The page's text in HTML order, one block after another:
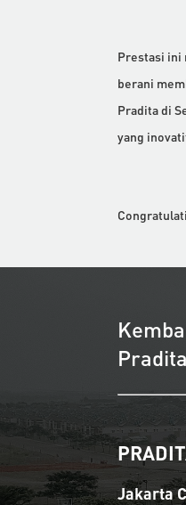
Prestasi ini
berani
Pradita di
yang
Jakarta